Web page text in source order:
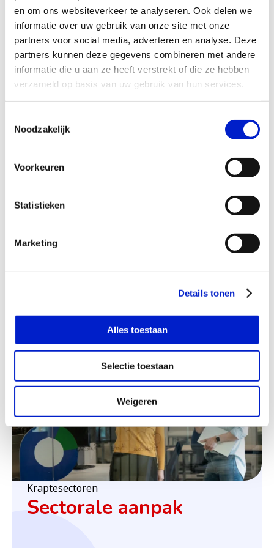
en om ons websiteverkeer te analyseren. Ook delen we
informatie over uw gebruik van onze site met onze
partners voor social media, adverteren en analyse. Deze
partners kunnen deze gegevens combineren met andere
informatie die u aan ze heeft verstrekt of die ze hebben
verzameld op basis van uw gebruik van hun services.
Noodzakelijk
Voorkeuren
Statistieken
Marketing
Details tonen
Alles toestaan
Selectie toestaan
Weigeren
Platform voor bedrijven
Inclusief
Kraptesectoren
Sectorale aanpak